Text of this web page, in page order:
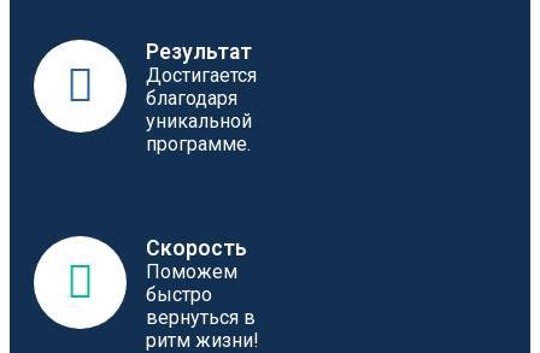
Результат
Достигается
благодаря
уникальной
программе.
Скорость
Поможем
быстро
вернуться в
ритм жизни!